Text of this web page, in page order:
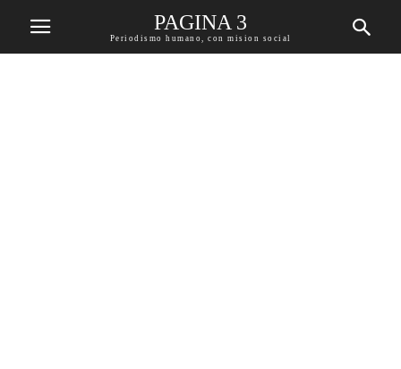
PAGINA 3
Periodismo humano, con mision social